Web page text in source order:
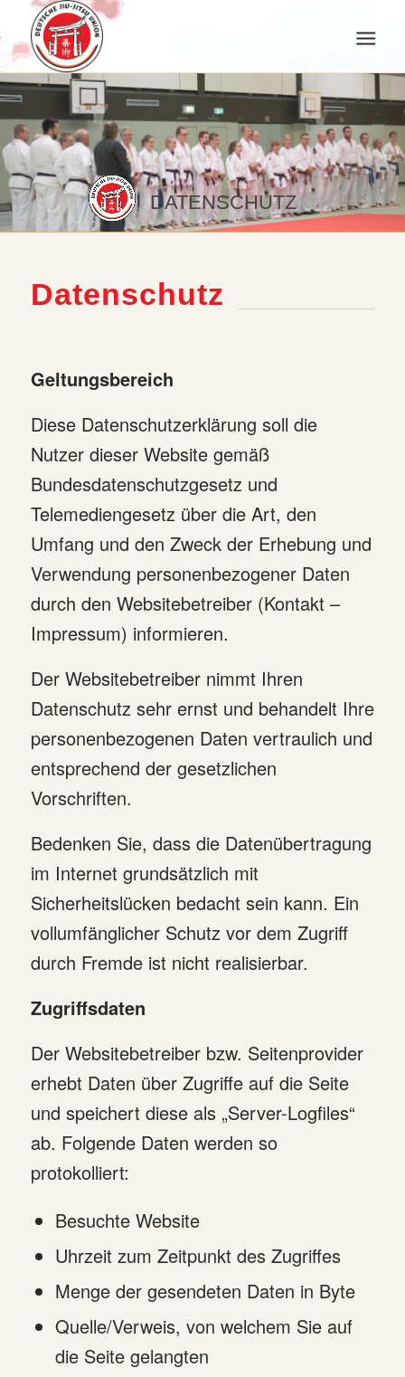
DATENSCHUTZ
Datenschutz
Geltungsbereich
Diese Datenschutzerklärung soll die
Nutzer dieser Website gemäß
Bundesdatenschutzgesetz und
Telemediengesetz über die Art, den
Umfang und den Zweck der Erhebung und
Verwendung personenbezogener Daten
durch den Websitebetreiber (Kontakt –
Impressum) informieren.
Der Websitebetreiber nimmt Ihren
Datenschutz sehr ernst und behandelt Ihre
personenbezogenen Daten vertraulich und
entsprechend der gesetzlichen
Vorschriften.
Bedenken Sie, dass die Datenübertragung
im Internet grundsätzlich mit
Sicherheitslücken bedacht sein kann. Ein
vollumfänglicher Schutz vor dem Zugriff
durch Fremde ist nicht realisierbar.
Zugriffsdaten
Der Websitebetreiber bzw. Seitenprovider
erhebt Daten über Zugriffe auf die Seite
und speichert diese als „Server-Logfiles“
ab. Folgende Daten werden so
protokolliert:
Besuchte Website
Uhrzeit zum Zeitpunkt des Zugriffes
Menge der gesendeten Daten in Byte
Quelle/Verweis, von welchem Sie auf
die Seite gelangten